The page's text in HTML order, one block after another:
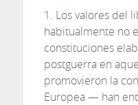
1. Los valores del
habitualmente no
constituciones
postguerra en
promovieron la
Europea — han